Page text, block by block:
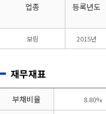
업종 등록년도
보링 2015년
재무재표
부채비율 8.80%